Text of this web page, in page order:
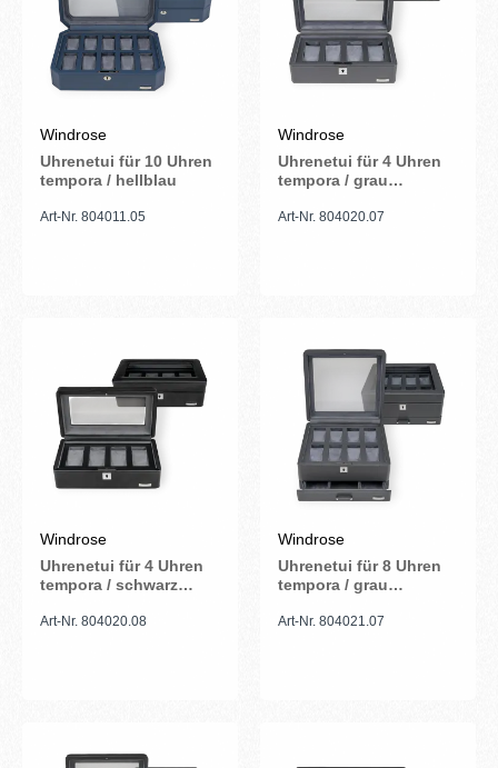
Windrose
Uhrenetui für 10 Uhren
tempora / hellblau
Art-Nr. 804011.05
Windrose
Uhrenetui für 4 Uhren
tempora / grau
Art-Nr. 804020.07
Windrose
Uhrenetui für 4 Uhren
tempora / schwarz
Art-Nr. 804020.08
Windrose
Uhrenetui für 8 Uhren
tempora / grau
Art-Nr. 804021.07